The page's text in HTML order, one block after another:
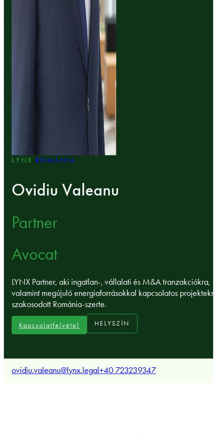
LYNX ROMÁNIA
Ovidiu Valeanu
Partner
Avocat
LYNX Partner, aki ingatlan-, vállalati és M&A tranzakciókra,
valamint megújuló energiaforrásokkal kapcsolatos
szakosodott Románia-szerte.
Kapcsolatfelvétel HELYSZÍN
ovidiu.valeanu@lynx.legal+40 723239347